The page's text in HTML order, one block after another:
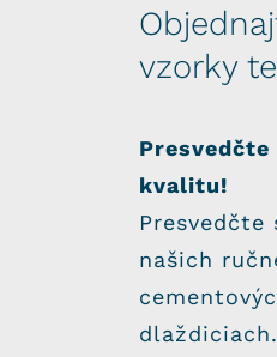
vzorky
kvalitu!
Presvedčte
našich